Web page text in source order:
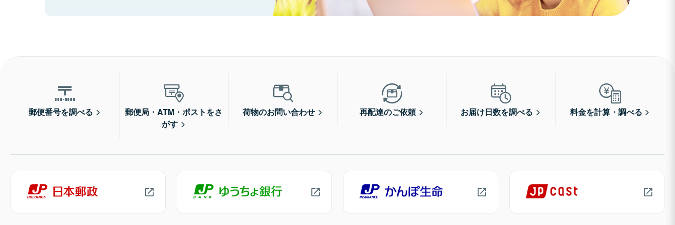
郵便番号を調べる
郵便局・ATM・ポストをさ
がす
荷物のお問い合わせ 再配達のご依頼 お届け日数を調べる 料金を計算・調べる